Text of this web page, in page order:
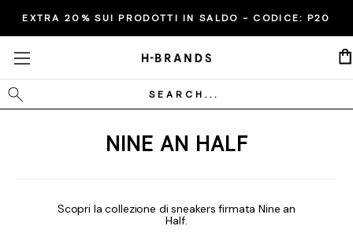
EXTRA 20% SUI PRODOTTI IN SALDO - CODICE: P20
Cerca
NINE AN HALF
Scopri la collezione di sneakers firmata Nine an
Half.